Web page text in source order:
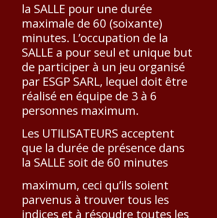
la SALLE pour une durée
maximale de 60 (soixante)
minutes. L’occupation de la
SALLE a pour seul et unique but
de participer à un jeu organisé
par ESGP SARL, lequel doit être
réalisé en équipe de 3 à 6
personnes maximum.
Les UTILISATEURS acceptent
que la durée de présence dans
la SALLE soit de 60 minutes
maximum, ceci qu’ils soient
parvenus à trouver tous les
indices et à résoudre toutes les